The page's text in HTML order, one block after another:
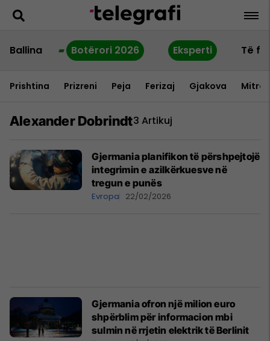
Ballina Botërori 2026 Eksperti Të
Prishtina Prizreni Peja Ferizaj Gjakova
Alexander Dobrindt3 Artikuj
Gjermania planifikon të përshpejtojë
integrimin e azilkërkuesve në
tregun e punës
Evropa 22/02/2026
Gjermania ofron një milion euro
shpërblim për informacion mbi
sulmin në rrjetin elektrik të Berlinit